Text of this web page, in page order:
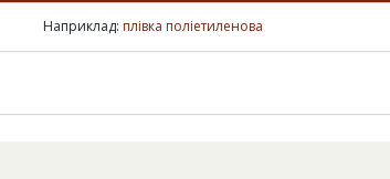
Наприклад: плівка поліетиленова